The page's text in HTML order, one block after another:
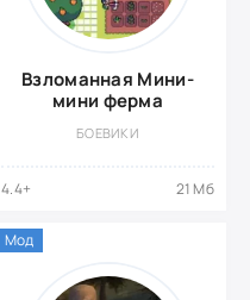
Взломанная Мини-
мини ферма
БОЕВИКИ
4.4+ 21 Мб
Мод